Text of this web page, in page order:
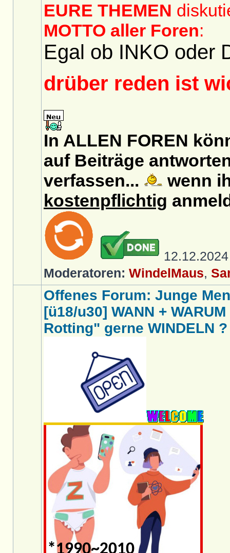
EURE THEMEN
MOTTO aller Foren:
Egal ob INKO oder
drüber reden ist
In ALLEN FOREN
auf Beiträge
verfassen...
wenn
kostenpflichtig
Moderatoren: WindelMaus,
Offenes Forum: Junge
[ü18/u30] WANN +
Rotting" gerne WINDELN ?